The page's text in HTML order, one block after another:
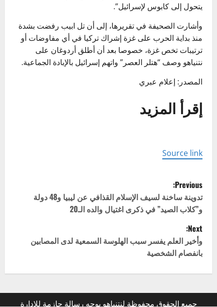
يتحول إلى كابوس لإسرائيل”.
وأشارت الصحيفة في تقريرها، إلى أن تل ابيب رفضت بشدة
منذ بداية الحرب على غزة إشراك تركيا في أي مفاوضات أو
ترتيبات تخص غزة، خصوصا بعد أن أطلق أردوغان على
نتنياهو وصف “هتلر العصر” واتهم إسرائيل بالإبادة الجماعية.
المصدر: إعلام عبري
إقرأ المزيد
Source link
P
o
s
t
n
Previous:
تدوينة ساخنة لسيف الإسلام القذافي عن ليبيا و48 دولة
و”كلاب الصيد” في ذكرى اغتيال والده الـ20
Next:
وأخير العلم يفسر سبب الهلوسة السمعية لدى المصابين
بانفصام الشخصية
جميع الحقوق محفوظة لنتنياهو يوجه رسالة حازمة للإدارة